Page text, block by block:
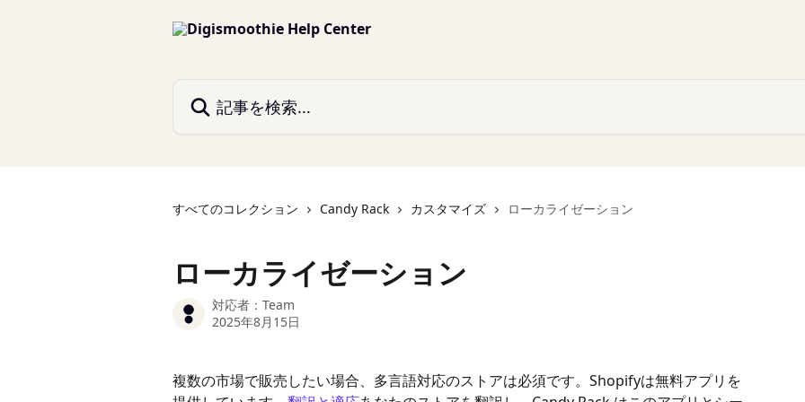
すべてのコレクション Candy Rack カスタマイズ ローカライゼーション
ローカライゼーション
対応者： Team
2025年8月15日
複数の市場で販売したい場合、多言語対応のストアは必須です。Shopifyは無料アプリを